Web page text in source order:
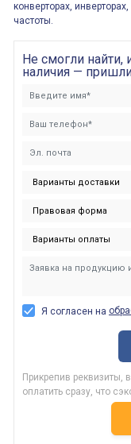
конверторах,
частоты.
Не смогли найти,
наличия —
Я согласен на
Прикрепив реквизиты,
оплатить сразу, что